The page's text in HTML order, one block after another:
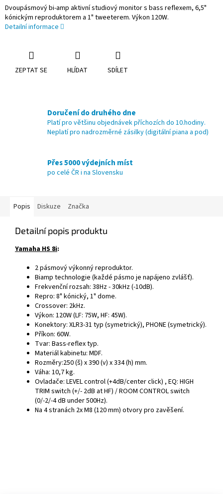
Dvoupásmový bi-amp aktivní studiový monitor s bass reflexem, 6,5"
kónickým reproduktorem a 1" tweeterem. Výkon 120W.
Detailní informace
ZEPTAT SE HLÍDAT SDÍLET
Doručení do druhého dne
Platí pro většinu objednávek příchozích do 10.hodiny.
Neplatí pro nadrozměrné zásilky (digitální piana a pod)
Přes 5000 výdejních míst
po celé ČR i na Slovensku
Popis Diskuze Značka
Detailní popis produktu
Yamaha HS 8i:
2 pásmový výkonný reproduktor.
Biamp technologie (každé pásmo je napájeno zvlášť).
Frekvenční rozsah: 38Hz - 30kHz (-10dB).
Repro: 8" kónický, 1" dome.
Crossover: 2kHz.
Výkon: 120W (LF: 75W, HF: 45W).
Konektory: XLR3-31 typ (symetrický), PHONE (symetrický).
Příkon: 60W.
Tvar: Bass-reflex typ.
Materiál kabinetu: MDF.
Rozměry:250 (š) x 390 (v) x 334 (h) mm.
Váha: 10,7 kg.
Ovladače: LEVEL control (+4dB/center click) , EQ: HIGH
TRIM switch (+/- 2dB at HF) / ROOM CONTROL switch
(0/-2/-4 dB under 500Hz).
Na 4 stranách 2x M8 (120 mm) otvory pro zavěšení.